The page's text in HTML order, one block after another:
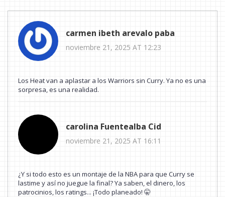
carmen ibeth arevalo paba
noviembre 21, 2025 AT 12:23
Los Heat van a aplastar a los Warriors sin Curry. Ya no es una
sorpresa, es una realidad.
carolina Fuentealba Cid
noviembre 21, 2025 AT 16:11
¿Y si todo esto es un montaje de la NBA para que Curry se
lastime y así no juegue la final? Ya saben, el dinero, los
patrocinios, los ratings... ¡Todo planeado! 🤫